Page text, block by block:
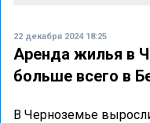
22 декабря 2024 18:25
Аренда жилья в
больше всего в
В Черноземье